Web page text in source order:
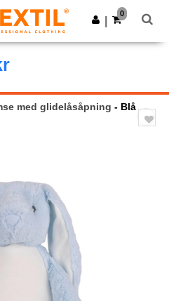
Last ned app
0
med glidelåsåpning - Blå